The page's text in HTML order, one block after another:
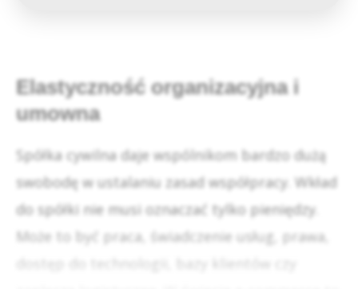
Elastyczność organizacyjna i
umowna
Spółka cywilna daje wspólnikom bardzo dużą
swobodę w ustalaniu zasad współpracy. Wkład
do spółki nie musi oznaczać tylko pieniędzy.
Może to być praca, świadczenie usług, prawa,